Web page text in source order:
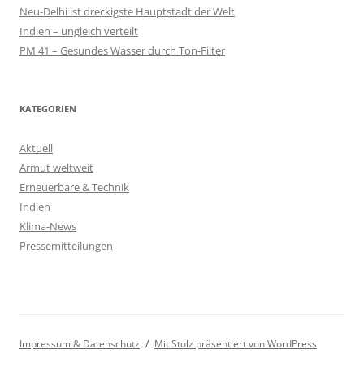
Neu-Delhi ist dreckigste Hauptstadt der Welt
Indien – ungleich verteilt
PM 41 – Gesundes Wasser durch Ton-Filter
KATEGORIEN
Aktuell
Armut weltweit
Erneuerbare & Technik
Indien
Klima-News
Pressemitteilungen
Impressum & Datenschutz Mit Stolz präsentiert von WordPress